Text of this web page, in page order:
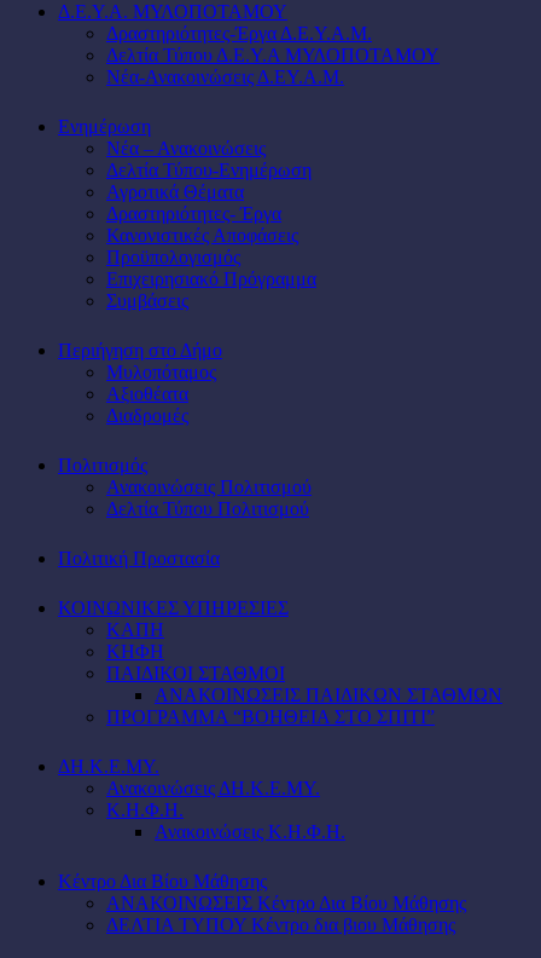
Δ.Ε.Υ.Α. ΜΥΛΟΠΟΤΑΜΟΥ
Δραστηριότητες-Έργα Δ.Ε.Υ.Α.Μ.
Δελτία Τύπου Δ.Ε.Υ.Α ΜΥΛΟΠΟΤΑΜΟΥ
Νέα-Ανακοινώσεις Δ.ΕΥ.Α.Μ.
Ενημέρωση
Νέα – Ανακοινώσεις
Δελτία Τύπου-Ενημέρωση
Αγροτικά Θέματα
Δραστηριότητες- Έργα
Κανονιστικές Αποφάσεις
Προϋπολογισμός
Επιχειρησιακό Πρόγραμμα
Συμβάσεις
Περιήγηση στο Δήμο
Μυλοπόταμος
Αξιοθέατα
Διαδρομές
Πολιτισμός
Ανακοινώσεις Πολιτισμού
Δελτία Τύπου Πολιτισμού
Πολιτική Προστασία
ΚΟΙΝΩΝΙΚΕΣ ΥΠΗΡΕΣΙΕΣ
ΚΑΠΗ
ΚΗΦΗ
ΠΑΙΔΙΚΟΙ ΣΤΑΘΜΟΙ
ΑΝΑΚΟΙΝΩΣΕΙΣ ΠΑΙΔΙΚΩΝ ΣΤΑΘΜΩΝ
ΠΡΟΓΡΑΜΜΑ “ΒΟΗΘΕΙΑ ΣΤΟ ΣΠΙΤΙ”
ΔΗ.Κ.Ε.ΜΥ.
Ανακοινώσεις ΔΗ.Κ.Ε.ΜΥ.
Κ.Η.Φ.Η.
Ανακοινώσεις Κ.Η.Φ.Η.
Κέντρο Δια Βίου Μάθησης
ΑΝΑΚΟΙΝΩΣΕΙΣ Κέντρο Δια Βίου Μάθησης
ΔΕΛΤΙΑ ΤΥΠΟΥ Κέντρο δια βιου Μάθησης